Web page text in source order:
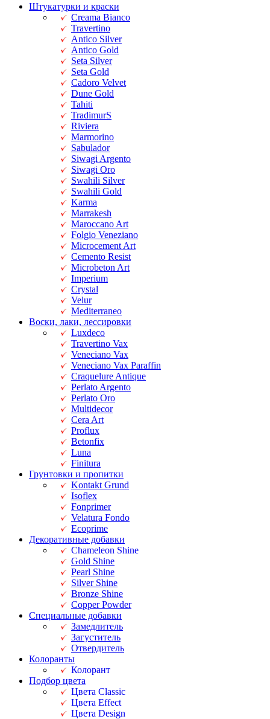
Штукатурки и краски
Creama Bianco
Travertino
Antico Silver
Antico Gold
Seta Silver
Seta Gold
Cadoro Velvet
Dune Gold
Tahiti
TradimurS
Riviera
Marmorino
Sabulador
Siwagi Argento
Siwagi Oro
Swahili Silver
Swahili Gold
Karma
Marrakesh
Maroccano Art
Folgio Veneziano
Microcement Art
Cemento Resist
Microbeton Art
Imperium
Crystal
Velur
Mediterraneo
Воски, лаки, лессировки
Luxdeco
Travertino Vax
Veneciano Vax
Veneciano Vax Paraffin
Craquelure Antique
Perlato Argento
Perlato Oro
Multidecor
Cera Art
Proflux
Betonfix
Luna
Finitura
Грунтовки и пропитки
Kontakt Grund
Isoflex
Fonprimer
Velatura Fondo
Ecoprime
Декоративные добавки
Chameleon Shine
Gold Shine
Pearl Shine
Silver Shine
Bronze Shine
Copper Powder
Специальные добавки
Замедлитель
Загуститель
Отвердитель
Колоранты
Колорант
Подбор цвета
Цвета Classic
Цвета Effect
Цвета Design